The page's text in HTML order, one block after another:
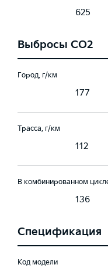
625
Выбросы CO2
Город, г/км
177
Трасса, г/км
112
В комбинированном
136
Спецификация
Код модели